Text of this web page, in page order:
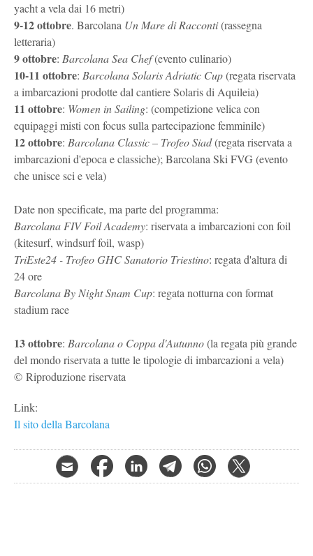
yacht a vela dai 16 metri)
9-12 ottobre. Barcolana Un Mare di Racconti(rassegna
letteraria)
9 ottobre: Barcolana Sea Chef(evento culinario)
10-11 ottobre: Barcolana Solaris Adriatic Cup(regata riservata
a imbarcazioni prodotte dal cantiere Solaris di Aquileia)
11 ottobre: Women in Sailing: (competizione velica con
equipaggi misti con focus sulla partecipazione femminile)
12 ottobre: Barcolana Classic– Trofeo Siad(regata riservata a
imbarcazioni d'epoca e classiche); Barcolana Ski FVG (evento
che unisce sci e vela)
Date non specificate, ma parte del programma:
Barcolana FIV Foil Academy: riservata a imbarcazioni con foil
(kitesurf, windsurf foil, wasp)
TriEste24 - Trofeo GHC Sanatorio Triestino: regata d'altura di
24 ore
Barcolana By Night Snam Cup: regata notturna con format
stadium race
13 ottobre: Barcolana o Coppa d'Autunno(la regata più grande
del mondo riservata a tutte le tipologie di imbarcazioni a vela)
© Riproduzione riservata
Link:
Il sito della Barcolana